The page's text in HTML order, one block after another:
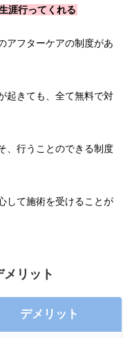
涯行ってくれる
アフターケアの制度があ
起きても、全て無料で対
、行うことのできる制度
して施術を受けることが
リット
デメリット